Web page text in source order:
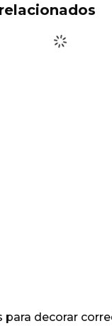
para decorar